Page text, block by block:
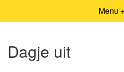
Menu
Dagje uit